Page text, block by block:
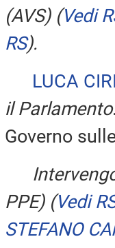
(AVS) (Vedi
RS).
LUCA
il Parlamento
Governo
PPE) (Vedi
STEFANO